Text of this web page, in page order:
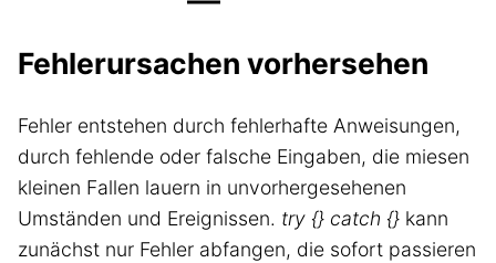
Fehlerursachen vorhersehen
Fehler entstehen durch fehlerhafte Anweisungen,
durch fehlende oder falsche Eingaben, die miesen
kleinen Fallen lauern in unvorhergesehenen
Umständen und Ereignissen. try {} catch {} kann
zunächst nur Fehler abfangen, die sofort passieren